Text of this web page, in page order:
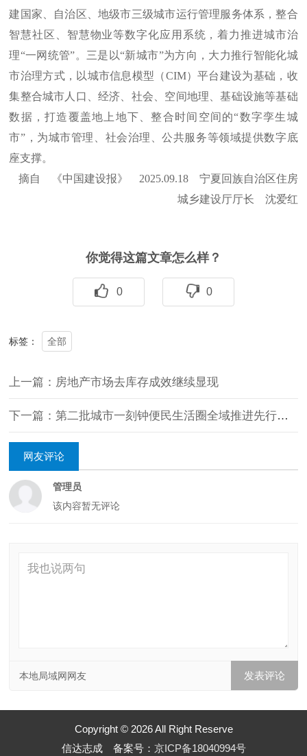
建国家、自治区、地级市三级城市运行管理服务体系，整合
智慧社区、智慧物业等数字化应用系统，着力推进城市治
理“一网统管”。三是以“新城市”为方向，大力推行智能化城
市治理方式，以城市信息模型（CIM）平台建设为基础，收
集整合城市人口、经济、社会、空间地理、基础设施等基础
数据，打造覆盖地上地下、整合时间空间的“数字孪生城
市”，为城市管理、社会治理、公共服务等领域提供数字底
座支撑。
摘自 《中国建设报》 2025.09.18 宁夏回族自治区住房
城乡建设厅厅长 沈爱红
你觉得这篇文章怎么样？
0 0
标签： 全部
上一篇：房地产市场去库存成效继续显现
下一篇：第二批城市一刻钟便民生活圈全域推进先行区试点名单公布
网友评论
管理员
该内容暂无评论
本地局域网网友
Copyright © 2026 All Right Reserve
信达志成 备案号： 京ICP备18040994号